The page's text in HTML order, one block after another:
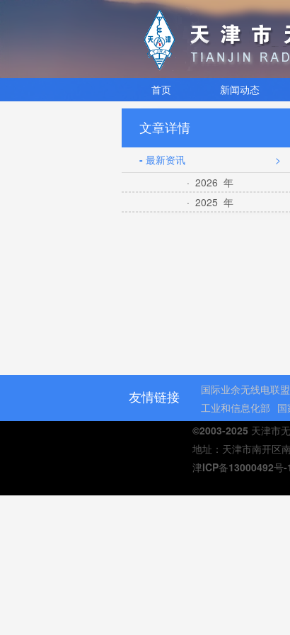
首页 新闻动态
文章详情
- 最新资讯
>
· 2026 年
· 2025 年
友情链接 国际业余无线电联盟
工业和信息化部
©2003-2025 天津市
地址：天津市南开区
津ICP备13000492号-